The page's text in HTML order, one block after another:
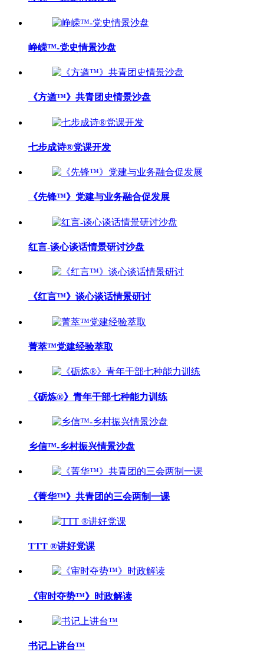
峥嵘™-党史情景沙盘
《方遒™》共青团史情景沙盘
七步成诗®党课开发
《先锋™》党建与业务融合促发展
红言-谈心谈话情景研讨沙盘
《红言™》谈心谈话情景研讨
菁萃™党建经验萃取
《砺炼®》青年干部七种能力训练
乡信™-乡村振兴情景沙盘
《菁华™》共青团的三会两制一课
TTT ®讲好党课
《审时夺势™》时政解读
书记上讲台™